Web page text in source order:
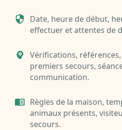
Date, heure de début,
effectuer et attentes de
Vérifications, références,
premiers secours,
communication.
Règles de la maison,
animaux présents,
secours.